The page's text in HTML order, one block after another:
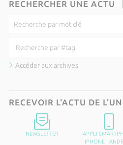
RECHERCHER UNE ACTU
Accéder aux archives
RECEVOIR L'ACTU DE
NEWSLETTER
APPLI
IPHONE|